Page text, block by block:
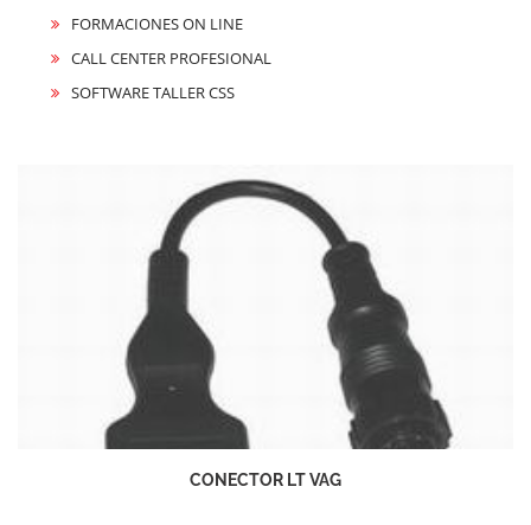
FORMACIONES ON LINE
CALL CENTER PROFESIONAL
SOFTWARE TALLER CSS
CONECTOR LT VAG